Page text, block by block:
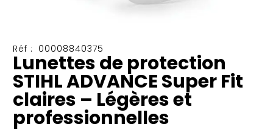
Réf : 00008840375
Lunettes de protection
STIHL ADVANCE Super Fit
claires – Légères et
professionnelles